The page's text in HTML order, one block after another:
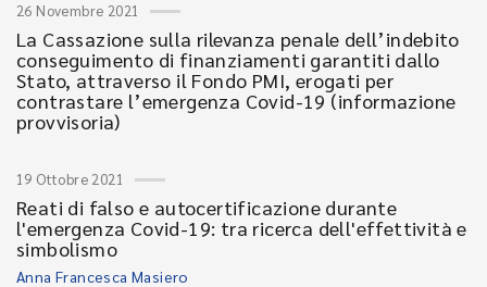
26 Novembre 2021
La Cassazione sulla rilevanza penale dell’indebito
conseguimento di finanziamenti garantiti dallo
Stato, attraverso il Fondo PMI, erogati per
contrastare l’emergenza Covid-19 (informazione
provvisoria)
19 Ottobre 2021
Reati di falso e autocertificazione durante
l'emergenza Covid-19: tra ricerca dell'effettività e
simbolismo
Anna Francesca Masiero